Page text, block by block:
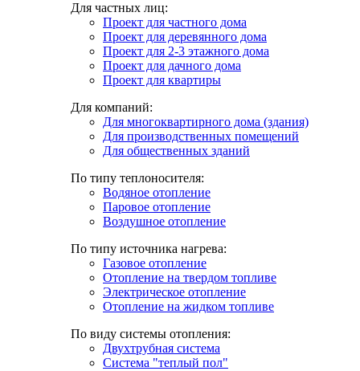
Для частных лиц:
Проект для частного дома
Проект для деревянного дома
Проект для 2-3 этажного дома
Проект для дачного дома
Проект для квартиры
Для компаний:
Для многоквартирного дома (здания)
Для производственных помещений
Для общественных зданий
По типу теплоносителя:
Водяное отопление
Паровое отопление
Воздушное отопление
По типу источника нагрева:
Газовое отопление
Отопление на твердом топливе
Электрическое отопление
Отопление на жидком топливе
По виду системы отопления:
Двухтрубная система
Система "теплый пол"